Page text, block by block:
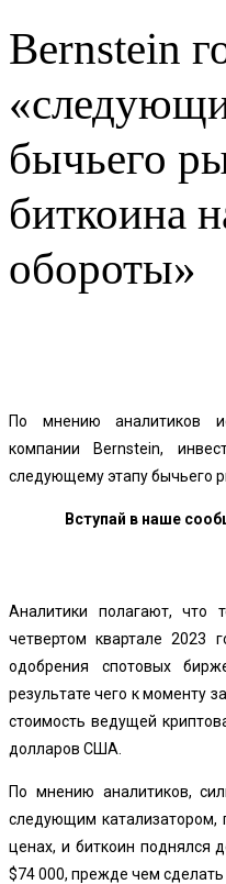
Bernstein
бычьего
биткоина
обороты»
По мнению аналитиков
компании Bernstein,
следующему этапу бычьего
Вступай в наше
Аналитики полагают, что
четвертом квартале 2023
одобрения спотовых
результате чего к моменту
стоимость ведущей
долларов США.
По мнению аналитиков,
следующим катализатором,
ценах, и биткоин поднялся
$74 000, прежде чем